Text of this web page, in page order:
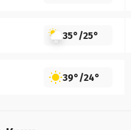
35°/25°
39°/24°